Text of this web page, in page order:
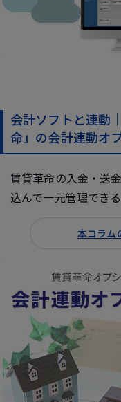
会計ソフトと連動
命」の会計連動オ
賃貸革命の入金・送
込んで一元管理でき
本コラム